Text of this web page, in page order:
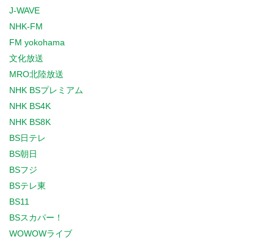
J-WAVE
NHK-FM
FM yokohama
文化放送
MRO北陸放送
NHK BSプレミアム
NHK BS4K
NHK BS8K
BS日テレ
BS朝日
BSフジ
BSテレ東
BS11
BSスカパー！
WOWOWライブ